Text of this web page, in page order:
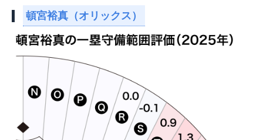
頓宮裕真（オリックス）